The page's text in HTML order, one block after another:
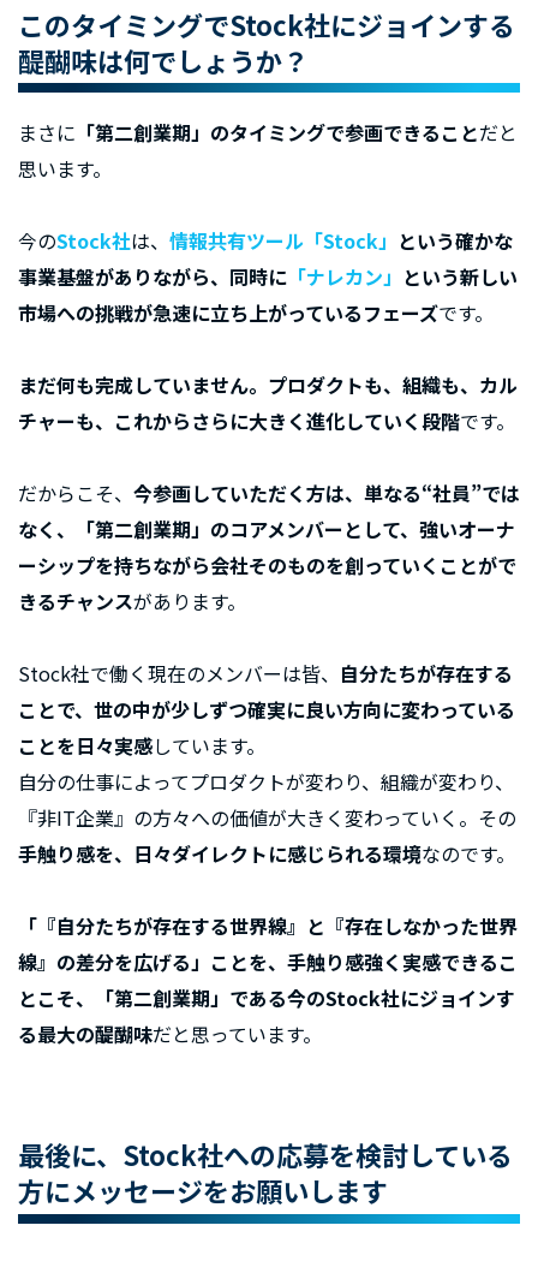
このタイミングでStock社にジョインする
醍醐味は何でしょうか？
まさに 「第二創業期」のタイミングで参画できることだと
思います。
今のStock社は、 情報共有ツール「Stock」 という確かな
事業基盤がありながら、同時に 「ナレカン」 という新しい
市場への挑戦が急速に立ち上がっているフェーズです。
まだ何も完成していません。プロダクトも、組織も、カル
チャーも、これからさらに大きく進化していく段階です。
だからこそ、 今参画していただく方は、単なる“社員”では
なく、「第二創業期」のコアメンバーとして、強いオーナ
ーシップを持ちながら会社そのものを創っていくことがで
きるチャンスがあります。
Stock社で働く現在のメンバーは皆、 自分たちが存在する
ことで、世の中が少しずつ確実に良い方向に変わっている
ことを日々実感しています。
自分の仕事によってプロダクトが変わり、組織が変わり、
『非IT企業』の方々への価値が大きく変わっていく。その
手触り感を、日々ダイレクトに感じられる環境なのです。
「『自分たちが存在する世界線』と『存在しなかった世界
線』の差分を広げる」ことを、手触り感強く実感できるこ
とこそ、「第二創業期」である今のStock社にジョインす
る最大の醍醐味だと思っています。
最後に、Stock社への応募を検討している
方にメッセージをお願いします